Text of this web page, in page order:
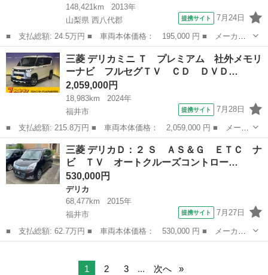
148,421km
2013年
山梨県 西八代郡
提携サイト 7月24日
■ 支払総額: 24.5万円 ■ 車両本体価格： 195,000 円 ■ メーカー
名： 三菱 ■ 車種名： ｅＫワゴン ■ グレード名： Ｇ ４Ｗ
Ｄ ＥＴＣ シートヒーター バックモニター ＣＤ スマートキ
ー プッシュスタ...
山梨 西八代郡 eKワゴン
三菱 デリカミニ Ｔ プレミアム 社外メモリ
ーナビ フルセグＴＶ ＣＤ ＤＶＤ…
2,059,000円
18,983km
2024年
福井市
提携サイト 7月28日
■ 支払総額: 215.8万円 ■ 車両本体価格： 2,059,000 円 ■ メーカ
ー名： 三菱 ■ 車種名： デリカミニ ■ グレード名： Ｔ プレ
ミアム 社外メモリーナビ フルセグＴＶ ＣＤ ＤＶＤ Ｂｌｕｅ
ｔｏｏｔ...
福井 福井市 三菱
三菱 デリカＤ：２ Ｓ ＡＳ＆Ｇ ＥＴＣ ナ
ビ ＴＶ オートクルーズコントロー…
530,000円
デリカ
68,477km
2015年
福井市
提携サイト 7月27日
■ 支払総額: 62.7万円 ■ 車両本体価格： 530,000 円 ■ メーカー
名： 三菱 ■ 車種名： デリカＤ：２ ■ グレード名： Ｓ ＡＳ
1 2 3 ... 次へ